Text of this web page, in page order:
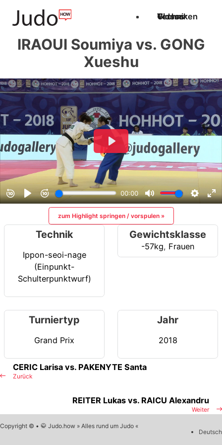
Techniken
Videos
Glossar
IRAOUI Soumiya vs. GONG
Xueshu
zum Highlight springen / vorspulen »
Technik
Ippon-seoi-nage
(Einpunkt-
Schulterpunktwurf)
Gewichtsklasse
-57kg, Frauen
Turniertyp
Grand Prix
Jahr
2018
Zurück
CERIC Larisa vs. PAKENYTE Santa
Weiter
REITER Lukas vs. RAICU Alexandru
Copyright © • 🥋 Judo.how » Alles rund um Judo «
Deutsch